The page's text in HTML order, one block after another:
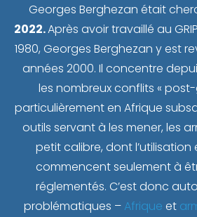
Georges Berghezan était
2022.Après avoir travaillé au
1980, Georges Berghezan y est
années 2000. Il concentre
les nombreux conflits «
particulièrement en Afrique
outils servant à les mener, les
petit calibre, dont l’utilisation
commencent seulement à
réglementés. C’est donc
problématiques – Afrique et